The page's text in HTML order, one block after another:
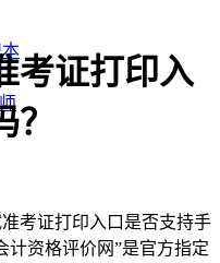
考证打印入
考证打印入口是否支持手
计资格评价网”是官方指定